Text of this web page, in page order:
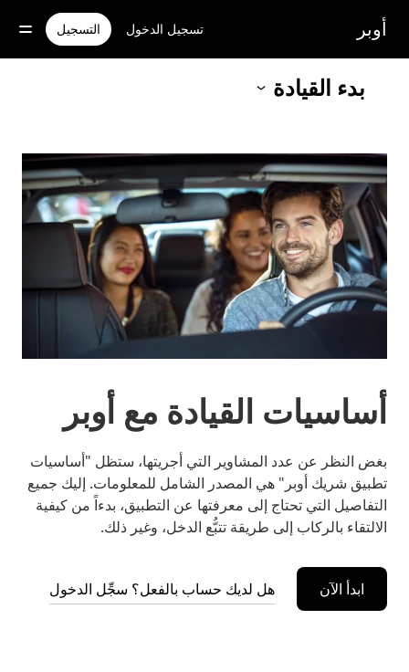
للوصول
المحتوى
أوبر تسجيل الدخول التسجيل
بدء القيادة
أساسيات القيادة مع أوبر
بغض النظر عن عدد المشاوير التي أجريتها، ستظل "أساسيات
تطبيق شريك أوبر" هي المصدر الشامل للمعلومات. إليك جميع
التفاصيل التي تحتاج إلى معرفتها عن التطبيق، بدءاً من كيفية
الالتقاء بالركاب إلى طريقة تتبُّع الدخل، وغير ذلك.
ابدأ الآن هل لديك حساب بالفعل؟ سجِّل الدخول